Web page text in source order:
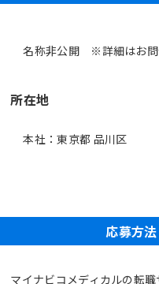
名称非公開 ※詳細はお問
所在地
本社：東京都 品川区
応募方
マイナビコメディカルの転